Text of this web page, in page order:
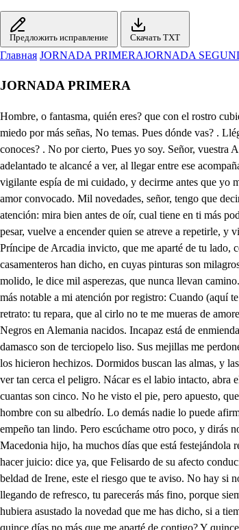
Предложить исправление Скачать TXT
Главная JORNADA PRIMERAJORNADA
JORNADA PRIMERA
Hombre, o fantasma, quién eres? que con el rostro cubierto, la acción tarda, el paso incierto, y sin decir que me quieres, en que te siga me empeñas: este es cómo? hablas, o no? más señas haces? pues yo tengo miedo por más señas, No temas. Pues dónde vas? . Llégate, que quiero hablarte aparte. Aquí estoy aparte. Más cerca. . No tengo más. Venos alguien? . Solo estoy: aquí me matan a coces. Oye, pues. . Di. Me conoces? . No por cierto, Pues yo soy. Señor, vuestra Alteza? Tente, no me trates Fabio así. Pues tú tan solo, y aquí? Cerca he dejado la gente, porque me resuelvo a entrar en Tracia disimulado, y habiéndome adelantado te alcancé a ver, al llegar entre ese acompañamiento, y por no ser conocido, de esta suerte te he traído, donde ya te escucho atento lo que en Tarcia te ha pasado, pues viniéndote delante, quisiste ser vigilante espía de mi cuidado, y decirme antes que yo me descubra, si de Irene la rara hermosura tiene cuanto la fama le dio; puesto que a Tracia he llegado a festejarla rendido, de conveniencias movido, mas que de amor convocado. Mil novedades, señor, tengo que decir. . Di, pues, que yo te ofrezco después otra novedad mayor. También tienes relación? pues ya que voy a empezar, y que tú a luego pagar quieres prestar la atención: mira bien antes de oír, cual tiene en ti más poder, o la gana de saber, o la gana de decir? Di tú lo que has prevenido, que lo que a mí me ha pasado, es más para dilatado, porque cuando ha sucedido un pesar, vuelve a encender quien se atreve a repetirle, y viene a ser el decirle el segundo padecer. Pues ya que le echas en sal para decirle después, este mi suceso es, escucha por otra tal. Después, heroico Aristeo, Príncipe de Arcadia invicto, que me aparté de tu lado, con el curioso motivo de ver a la bella Infanta de Tracia, cuyo marido has de ser, y volver luego con las nuevas al camino, de si es tan hermosa, como casamenteros han dicho, en cuyas pinturas son milagros los basiliscos. Y después en fin de haber caminado, y discurrido por esta fragosa tierra, que armada de pardos riscos, y de impenetrables puertos, al caminante molido, le dice mil asperezas, que nunca llevan camino. A la Ciudad de Vizancio, Corte de este Reino antiguo, llegué cansado, y apenas empezaba divertido a ojear ese volumen de vistosos edificios, poniendo en lo más notable a mi atención por registro: Cuando (aquí te quiero atento) en un plaustro de oro fino, a quien arrastraban ocho porporcionados armiños, vena la bella Irene, yo no sé lo que me pinto, pero vaya de retrato: tu repara, que al cirlo no te